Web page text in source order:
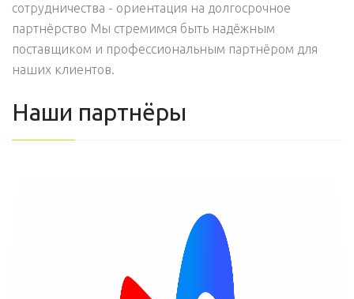
сотрудничества - ориентация на долгосрочное
партнёрство Мы стремимся быть надёжным
поставщиком и профессиональным партнёром для
наших клиентов.
Наши партнёры